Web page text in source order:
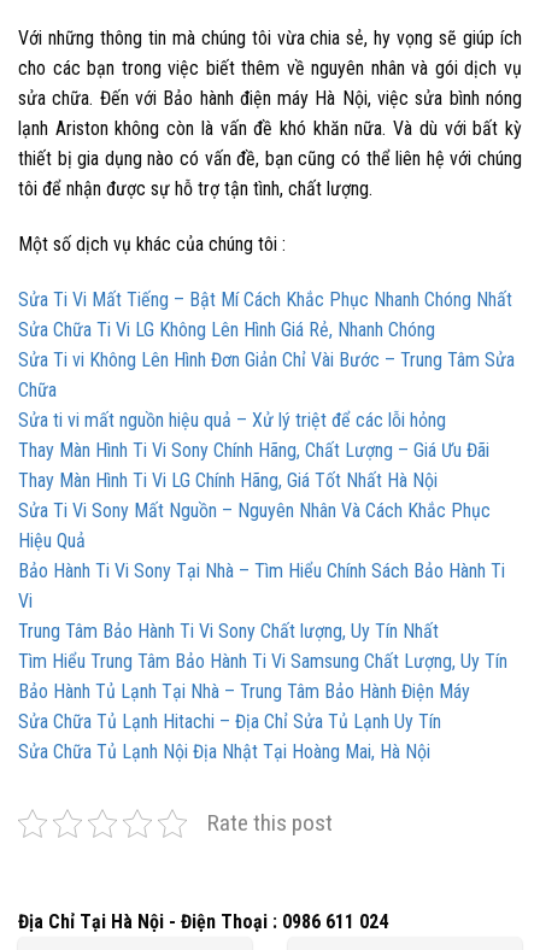
Với những thông tin mà chúng tôi vừa chia sẻ, hy vọng sẽ giúp ích
cho các bạn trong việc biết thêm về nguyên nhân và gói dịch vụ
sửa chữa. Đến với Bảo hành điện máy Hà Nội, việc sửa bình nóng
lạnh Ariston không còn là vấn đề khó khăn nữa. Và dù với bất kỳ
thiết bị gia dụng nào có vấn đề, bạn cũng có thể liên hệ với chúng
tôi để nhận được sự hỗ trợ tận tình, chất lượng.
Một số dịch vụ khác của chúng tôi :
Sửa Ti Vi Mất Tiếng – Bật Mí Cách Khắc Phục Nhanh Chóng Nhất
Sửa Chữa Ti Vi LG Không Lên Hình Giá Rẻ, Nhanh Chóng
Sửa Ti vi Không Lên Hình Đơn Giản Chỉ Vài Bước – Trung Tâm Sửa
Chữa
Sửa ti vi mất nguồn hiệu quả – Xử lý triệt để các lỗi hỏng
Thay Màn Hình Ti Vi Sony Chính Hãng, Chất Lượng – Giá Ưu Đãi
Thay Màn Hình Ti Vi LG Chính Hãng, Giá Tốt Nhất Hà Nội
Sửa Ti Vi Sony Mất Nguồn – Nguyên Nhân Và Cách Khắc Phục
Hiệu Quả
Bảo Hành Ti Vi Sony Tại Nhà – Tìm Hiểu Chính Sách Bảo Hành Ti
Vi
Trung Tâm Bảo Hành Ti Vi Sony Chất lượng, Uy Tín Nhất
Tìm Hiểu Trung Tâm Bảo Hành Ti Vi Samsung Chất Lượng, Uy Tín
Bảo Hành Tủ Lạnh Tại Nhà – Trung Tâm Bảo Hành Điện Máy
Sửa Chữa Tủ Lạnh Hitachi – Địa Chỉ Sửa Tủ Lạnh Uy Tín
Sửa Chữa Tủ Lạnh Nội Địa Nhật Tại Hoàng Mai, Hà Nội
Rate this post
Địa Chỉ Tại Hà Nội - Điện Thoại : 0986 611 024